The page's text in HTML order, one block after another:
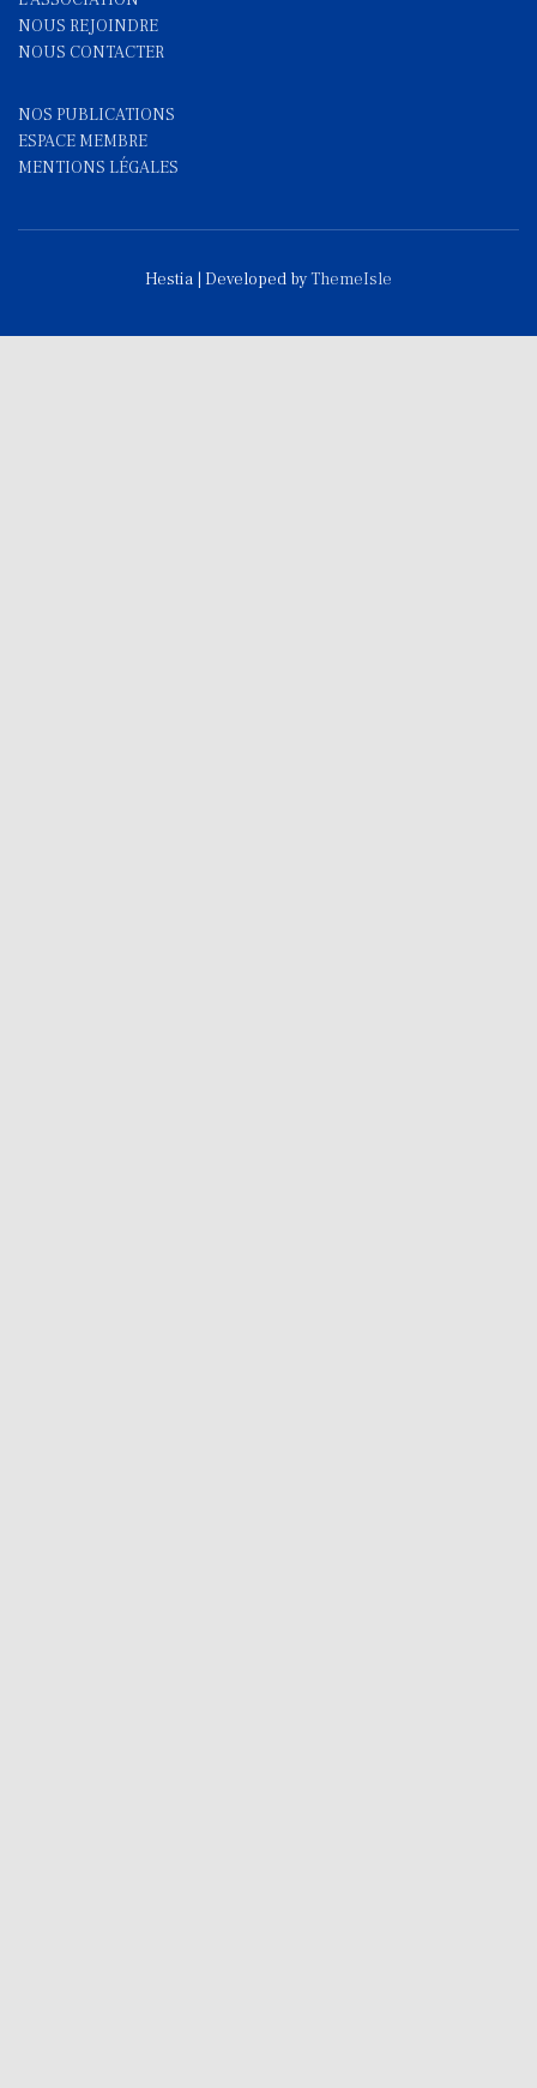
NOUS REJOINDRE
NOUS CONTACTER
NOS PUBLICATIONS
ESPACE MEMBRE
MENTIONS LÉGALES
Hestia | Developed byThemeIsle